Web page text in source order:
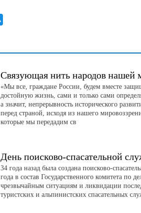
Связующая нить народов нашей
«Мы все, граждане России, будем вместе
достойную жизнь, сами и только сами
а значит, непрерывность исторического
перед страной, исходя из нашего
которые мы передадим св
День поисково-спасательной
34 года назад была создана поисково-
года в состав Государственного комитета по
чрезвычайным ситуациям и ликвидации
туристских и альпинистских спасательных